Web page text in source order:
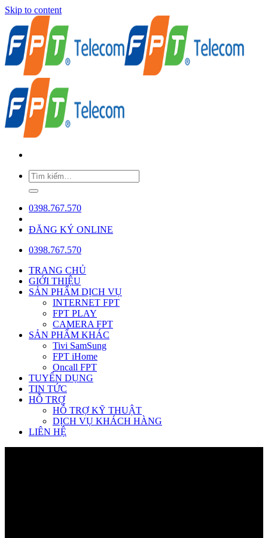
Skip to content
0398.767.570
ĐĂNG KÝ ONLINE
0398.767.570
TRANG CHỦ
GIỚI THIỆU
SẢN PHẨM DỊCH VỤ
INTERNET FPT
FPT PLAY
CAMERA FPT
SẢN PHẨM KHÁC
Tivi SamSung
FPT iHome
Oncall FPT
TUYỂN DỤNG
TIN TỨC
HỖ TRỢ
HỖ TRỢ KỸ THUẬT
DỊCH VỤ KHÁCH HÀNG
LIÊN HỆ